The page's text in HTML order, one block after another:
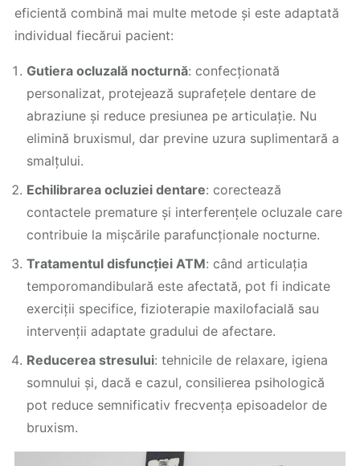
eficientă combină mai multe metode și este adaptată
individual fiecărui pacient:
Gutiera ocluzală nocturnă: confecționată
personalizat, protejează suprafețele dentare de
abraziune și reduce presiunea pe articulație. Nu
elimină bruxismul, dar previne uzura suplimentară a
smalțului.
Echilibrarea ocluziei dentare: corectează
contactele premature și interferențele ocluzale care
contribuie la mișcările parafuncționale nocturne.
Tratamentul disfuncției ATM: când articulația
temporomandibulară este afectată, pot fi indicate
exerciții specifice, fizioterapie maxilofacială sau
intervenții adaptate gradului de afectare.
Reducerea stresului: tehnicile de relaxare, igiena
somnului și, dacă e cazul, consilierea psihologică
pot reduce semnificativ frecvența episoadelor de
bruxism.